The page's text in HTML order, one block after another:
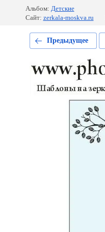
Альбом: Детские
Сайт: zerkala-moskva.ru
Предыдущее